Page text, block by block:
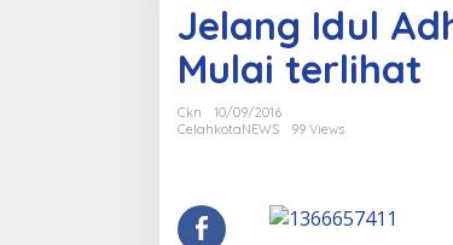
l
a
n
g
d
Jelang Idul
Mulai terlihat
Ckn
10/09/2016
CelahkotaNEWS
99 Views